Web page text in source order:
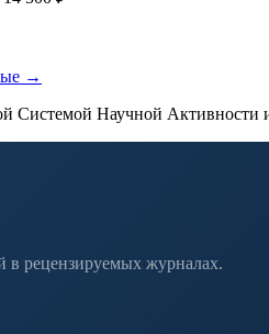
→
Системой Научной Активности
в рецензируемых журналах.